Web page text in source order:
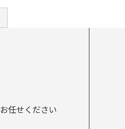
お任せください